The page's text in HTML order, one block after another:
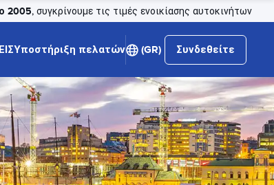
2005, συγκρίνουμε τις τιμές ενοικίασης αυτοκινήτων
Υποστήριξη πελατών (GR) Συνδεθείτε